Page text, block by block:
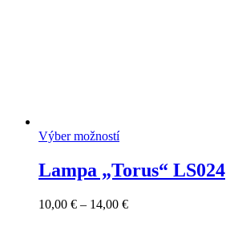
Výber možností
Lampa „Torus“ LS024
10,00 € – 14,00 €Price